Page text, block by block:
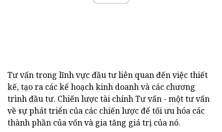
Tư vấn trong lĩnh vực đầu tư liên quan đến việc thiết
kế, tạo ra các kế hoạch kinh doanh và các chương
trình đầu tư. Chiến lược tài chính Tư vấn - một tư vấn
về sự phát triển của các chiến lược để tối ưu hóa các
thành phần của vốn và gia tăng giá trị của nó.